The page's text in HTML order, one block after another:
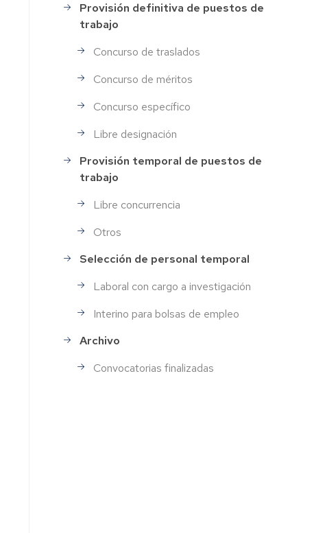
Provisión definitiva de puestos de
trabajo
Concurso de traslados
Concurso de méritos
Concurso específico
Libre designación
Provisión temporal de puestos de
trabajo
Libre concurrencia
Otros
Selección de personal temporal
Laboral con cargo a investigación
Interino para bolsas de empleo
Archivo
Convocatorias finalizadas